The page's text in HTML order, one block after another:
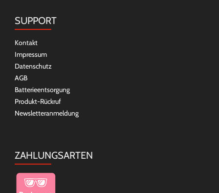
SUPPORT
Kontakt
Impressum
Datenschutz
AGB
Batterieentsorgung
Produkt-Rückruf
Newsletteranmeldung
ZAHLUNGSARTEN